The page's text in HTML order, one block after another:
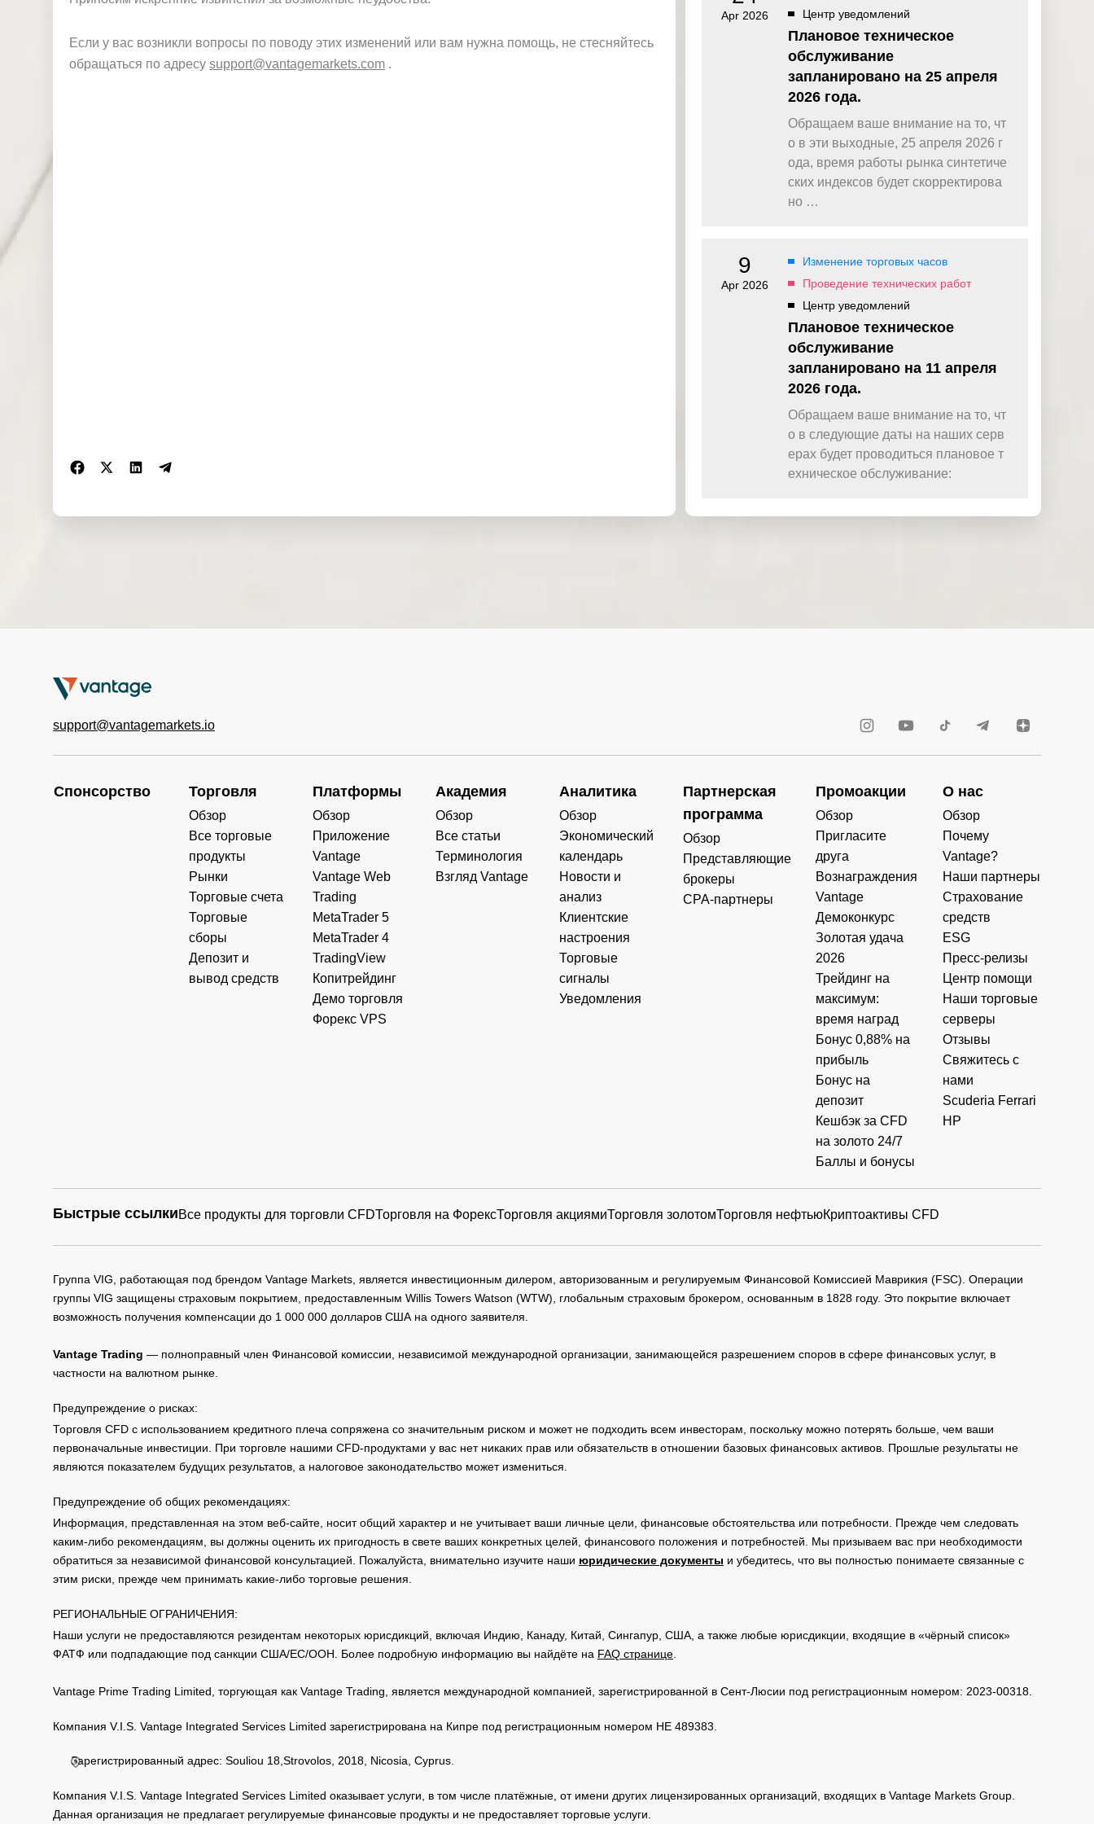
Если у вас возникли вопросы по поводу этих изменений или вам нужна помощь, не стесняйтесь
обращаться по адресу support@vantagemarkets.com .
Apr 2026
Центр уведомлений
Плановое техническое
обслуживание
запланировано на 25 апреля
2026 года.
Обращаем ваше внимание на то, чт
о в эти выходные, 25 апреля 2026 г
ода, время работы рынка синтетиче
ских индексов будет скорректирова
но …
9
Apr 2026
Изменение торговых часов
Проведение технических работ
Центр уведомлений
Плановое техническое
обслуживание
запланировано на 11 апреля
2026 года.
Обращаем ваше внимание на то, чт
о в следующие даты на наших серв
ерах будет проводиться плановое т
ехническое обслуживание:
support@vantagemarkets.io
Спонсорство Торговля
Обзор
Все торговые
продукты
Рынки
Торговые счета
Торговые
сборы
Депозит и
вывод средств
Платформы
Обзор
Приложение
Vantage
Vantage Web
Trading
MetaTrader 5
MetaTrader 4
TradingView
Копитрейдинг
Демо торговля
Форекс VPS
Академия
Обзор
Все статьи
Терминология
Взгляд Vantage
Аналитика
Обзор
Экономический
календарь
Новости и
анализ
Клиентские
настроения
Торговые
сигналы
Уведомления
Партнерская
программа
Обзор
Представляющие
брокеры
CPA-партнеры
Промоакции
Обзор
Пригласите
друга
Вознаграждения
Vantage
Демоконкурс
Золотая удача
2026
Трейдинг на
максимум:
время наград
Бонус 0,88% на
прибыль
Бонус на
депозит
Кешбэк за CFD
на золото 24/7
Баллы и бонусы
О нас
Обзор
Почему
Vantage?
Наши партнеры
Страхование
средств
ESG
Пресс-релизы
Центр помощи
Наши торговые
серверы
Отзывы
Свяжитесь с
нами
Scuderia Ferrari
HP
Быстрые ссылкиВсе продукты для торговли CFDТорговля на ФорексТорговля акциямиТорговля золотомТорговля нефтьюКриптоактивы CFD
Группа VIG, работающая под брендом Vantage Markets, является инвестиционным дилером, авторизованным и регулируемым Финансовой Комиссией Маврикия (FSC). Операции
группы VIG защищены страховым покрытием, предоставленным Willis Towers Watson (WTW), глобальным страховым брокером, основанным в 1828 году. Это покрытие включает
возможность получения компенсации до 1 000 000 долларов США на одного заявителя.
Vantage Trading — полноправный член Финансовой комиссии, независимой международной организации, занимающейся разрешением споров в сфере финансовых услуг, в
частности на валютном рынке.
Предупреждение о рисках:
Торговля CFD с использованием кредитного плеча сопряжена со значительным риском и может не подходить всем инвесторам, поскольку можно потерять больше, чем ваши
первоначальные инвестиции. При торговле нашими CFD-продуктами у вас нет никаких прав или обязательств в отношении базовых финансовых активов. Прошлые результаты не
являются показателем будущих результатов, а налоговое законодательство может измениться.
Предупреждение об общих рекомендациях:
Информация, представленная на этом веб-сайте, носит общий характер и не учитывает ваши личные цели, финансовые обстоятельства или потребности. Прежде чем следовать
каким-либо рекомендациям, вы должны оценить их пригодность в свете ваших конкретных целей, финансового положения и потребностей. Мы призываем вас при необходимости
обратиться за независимой финансовой консультацией. Пожалуйста, внимательно изучите наши юридические документы и убедитесь, что вы полностью понимаете связанные с
этим риски, прежде чем принимать какие-либо торговые решения.
РЕГИОНАЛЬНЫЕ ОГРАНИЧЕНИЯ:
Наши услуги не предоставляются резидентам некоторых юрисдикций, включая Индию, Канаду, Китай, Сингапур, США, а также любые юрисдикции, входящие в «чёрный список»
ФАТФ или подпадающие под санкции США/ЕС/ООН. Более подробную информацию вы найдёте на FAQ странице
Vantage Prime Trading Limited, торгующая как Vantage Trading, является международной компанией, зарегистрированной в Сент-Люсии под регистрационным номером: 2023-00318.
Компания V.I.S. Vantage Integrated Services Limited зарегистрирована на Кипре под регистрационным номером HE 489383.
Зарегистрированный адрес: Souliou 18,Strovolos, 2018, Nicosia, Cyprus.
Компания V.I.S. Vantage Integrated Services Limited оказывает услуги, в том числе платёжные, от имени других лицензированных организаций, входящих в Vantage Markets Group.
Данная организация не предлагает регулируемые финансовые продукты и не предоставляет торговые услуги.